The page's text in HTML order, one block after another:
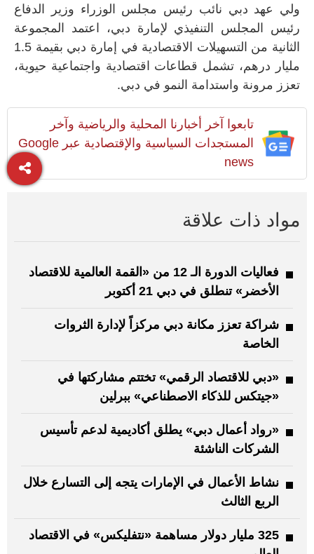
ولي عهد دبي نائب رئيس مجلس الوزراء وزير الدفاع
رئيس المجلس التنفيذي لإمارة دبي، اعتمد المجموعة
الثانية من التسهيلات الاقتصادية في إمارة دبي بقيمة 1.5
مليار درهم، تشمل قطاعات اقتصادية واجتماعية حيوية،
تعزز مرونة واستدامة النمو في دبي.
تابعوا آخر أخبارنا المحلية والرياضية وآخر
المستجدات السياسية والإقتصادية عبر Google
news
مواد ذات علاقة
فعاليات الدورة الـ 12 من «القمة العالمية للاقتصاد
الأخضر» تنطلق في دبي 21 أكتوبر
شراكة تعزز مكانة دبي مركزاً لإدارة الثروات
الخاصة
«دبي للاقتصاد الرقمي» تختتم مشاركتها في
«جيتكس للذكاء الاصطناعي» ببرلين
«رواد أعمال دبي» يطلق أكاديمية لدعم تأسيس
الشركات الناشئة
نشاط الأعمال في الإمارات يتجه إلى التسارع خلال
الربع الثالث
325 مليار دولار مساهمة «نتفليكس» في الاقتصاد